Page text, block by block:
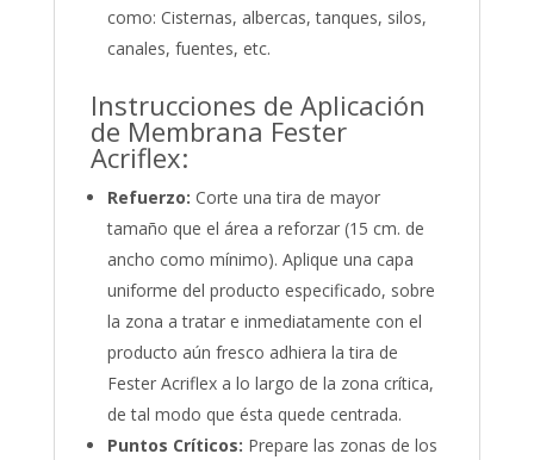
como: Cisternas, albercas, tanques, silos,
canales, fuentes, etc.
Instrucciones de Aplicación
de Membrana Fester
Acriflex:
Refuerzo: Corte una tira de mayor
tamaño que el área a reforzar (15 cm. de
ancho como mínimo). Aplique una capa
uniforme del producto especificado, sobre
la zona a tratar e inmediatamente con el
producto aún fresco adhiera la tira de
Fester Acriflex a lo largo de la zona crítica,
de tal modo que ésta quede centrada.
Puntos Críticos: Prepare las zonas de los